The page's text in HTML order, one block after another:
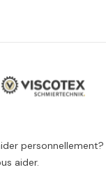
personnellement?
aider.